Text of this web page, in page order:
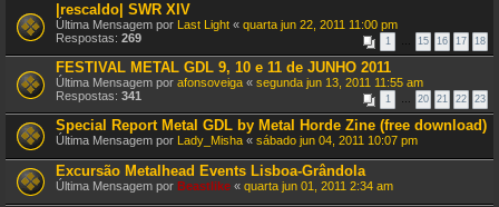
|rescaldo| SWR XIV
Última Mensagem por Last Light « quarta jun 22, 2011 11:00 pm
Respostas: 269 1 … 15 16 17 18
FESTIVAL METAL GDL 9, 10 e 11 de JUNHO 2011
Última Mensagem por afonsoveiga « segunda jun 13, 2011 11:55 am
Respostas: 341 1 … 20 21 22 23
Special Report Metal GDL by Metal Horde Zine (free download)
Última Mensagem por Lady_Misha « sábado jun 04, 2011 10:07 pm
Excursão Metalhead Events Lisboa-Grândola
Última Mensagem por Beastlike « quarta jun 01, 2011 2:34 am